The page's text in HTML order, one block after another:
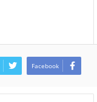
Facebook